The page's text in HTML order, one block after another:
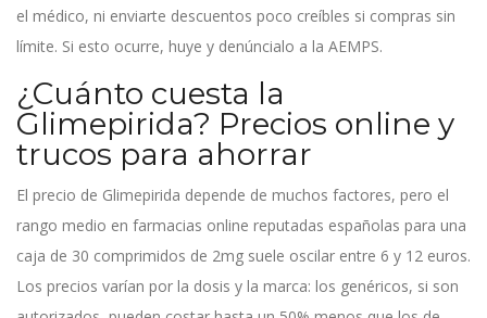
el médico, ni enviarte descuentos poco creíbles si compras sin
límite. Si esto ocurre, huye y denúncialo a la AEMPS.
¿Cuánto cuesta la
Glimepirida? Precios online y
trucos para ahorrar
El precio de Glimepirida depende de muchos factores, pero el
rango medio en farmacias online reputadas españolas para una
caja de 30 comprimidos de 2mg suele oscilar entre 6 y 12 euros.
Los precios varían por la dosis y la marca: los genéricos, si son